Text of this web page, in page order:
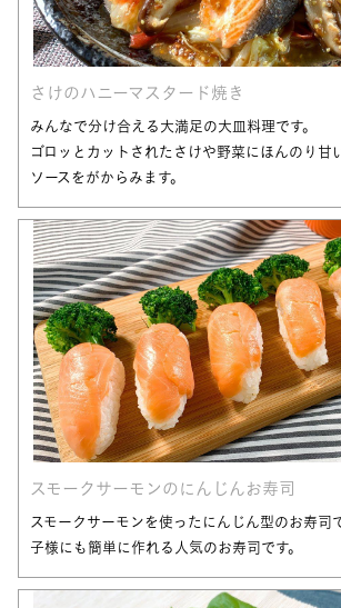
さけのハニーマスタード焼き
みんなで分け合える大満足の大皿料理です。
ゴロッとカットされたさけや野菜にほんのり甘
ソースをがからみます。
スモークサーモンのにんじんお寿司
スモークサーモンを使ったにんじん型のお寿司
子様にも簡単に作れる人気のお寿司です。